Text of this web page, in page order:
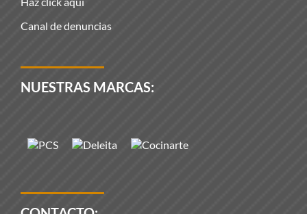
Canal de denuncias
NUESTRAS MARCAS: